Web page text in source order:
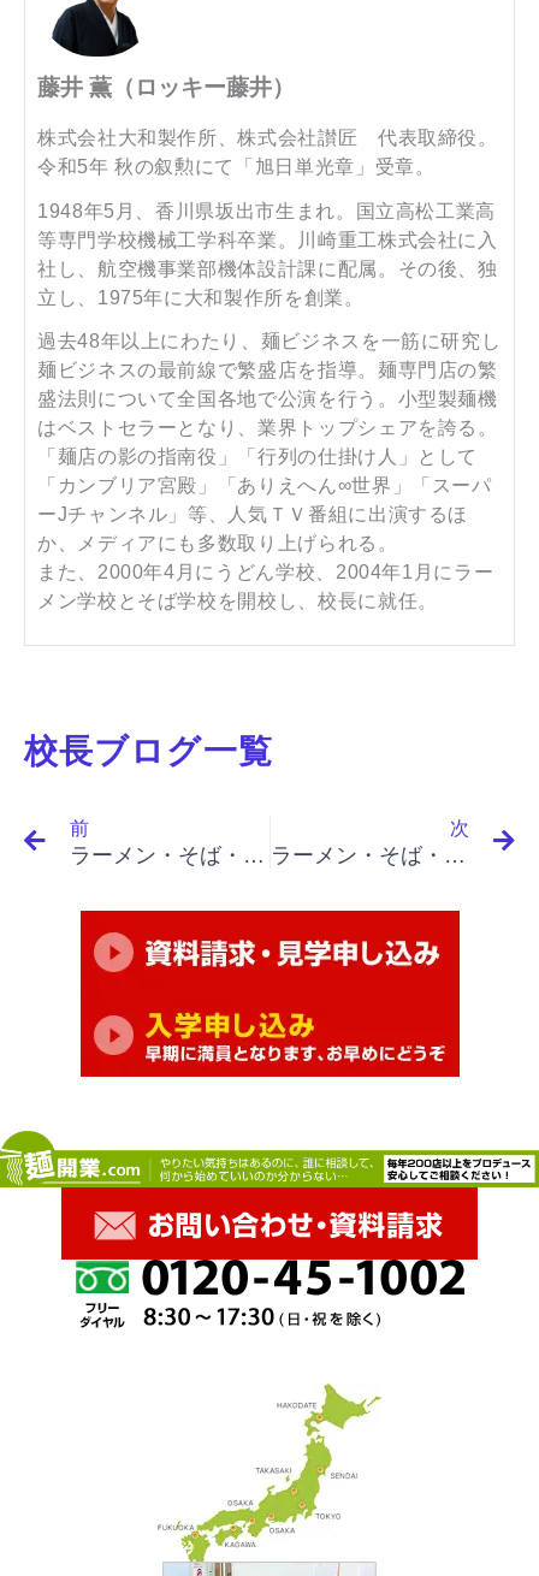
藤井 薫（ロッキー藤井）
株式会社大和製作所、株式会社讃匠 代表取締役。
令和5年 秋の叙勲にて「旭日単光章」受章。
1948年5月、香川県坂出市生まれ。国立高松工業高
等専門学校機械工学科卒業。川崎重工株式会社に入
社し、航空機事業部機体設計課に配属。その後、独
立し、1975年に大和製作所を創業。
過去48年以上にわたり、麺ビジネスを一筋に研究し
麺ビジネスの最前線で繁盛店を指導。麺専門店の繁
盛法則について全国各地で公演を行う。小型製麺機
はベストセラーとなり、業界トップシェアを誇る。
「麺店の影の指南役」「行列の仕掛け人」として
「カンブリア宮殿」「ありえへん∞世界」「スーパ
ーJチャンネル」等、人気ＴＶ番組に出演するほ
か、メディアにも多数取り上げられる。
また、2000年4月にうどん学校、2004年1月にラー
メン学校とそば学校を開校し、校長に就任。
校長ブログ一覧
前
ラーメン・そば・うどん屋開業・繁盛店を目指す｜名言集 １７－１４ ピーター・ドラッカー解説（事業の成功に必要なのは決断）
次
ラーメン・そば・うどん屋開業・繁盛店を目指す｜名言集１７－１６ ピーター・ドラッカー解説（企業は社会に存在させていただいている）